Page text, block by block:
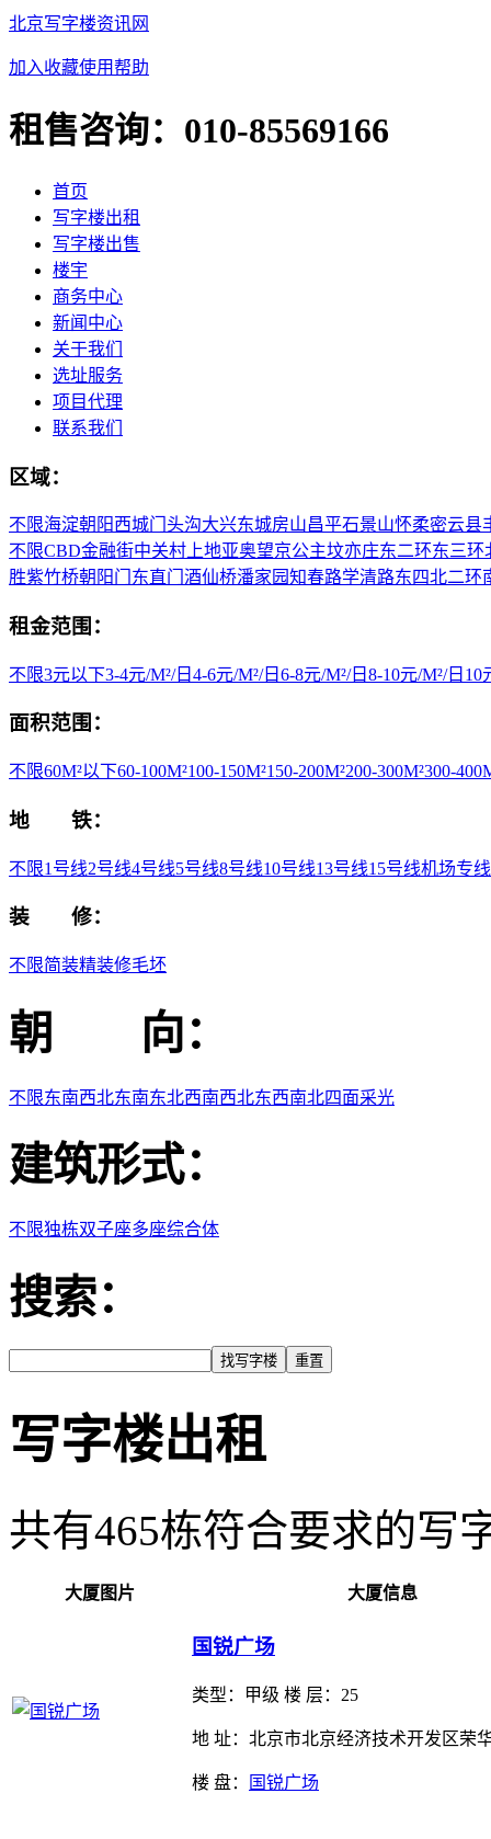
北京写字楼资讯网
加入收藏使用帮助
租售咨询： 010-85569166
首页
写字楼出租
写字楼出售
楼宇
商务中心
新闻中心
关于我们
选址服务
项目代理
联系我们
区域：
不限海淀朝阳西城门头沟大兴东城房山昌平石景山怀柔密云县
不限CBD金融街中关村 上地亚奥望京公主坟亦庄东二环东三环
胜紫竹桥朝阳门 东直门 酒仙桥潘家园知春路学清路东四北二环
租金范围：
不限3元以下3-4元/M²/日 4-6元/M²/日 6-8元/M²/日 8-10元/M²/日 10
面积范围：
不限60M²以下60-100M²100-150M²150-200M²200-300M²300-
地 铁：
不限1号线2号线4号线5号线8号线10号线13号线15号线机场专线
装 修：
不限简装精装修毛坯
朝 向：
不限东南西北东南东北西南西北东西南北四面采光
建筑形式：
不限独栋双子座多座综合体
搜索：
写字楼出租
共有465栋符合要求的写
大厦图片 大厦信息
国锐广场
类型： 甲级 楼 层：25
地 址：北京市北京经济技术开发区荣
楼 盘： 国锐广场